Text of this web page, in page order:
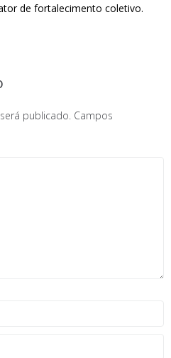
de fortalecimento coletivo.
publicado. Campos